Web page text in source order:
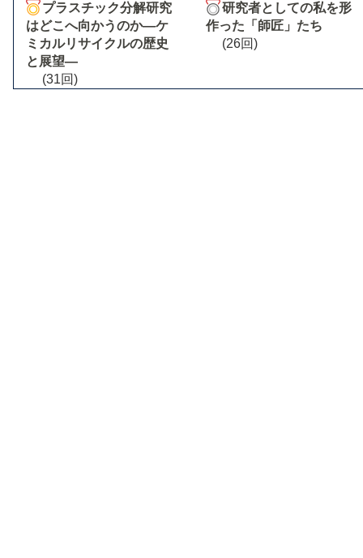
プラスチック分解研究
はどこへ向かうのか―ケ
ミカルリサイクルの歴史
と展望―
(31回)
研究者としての私を形
作った「師匠」たち
(26回)